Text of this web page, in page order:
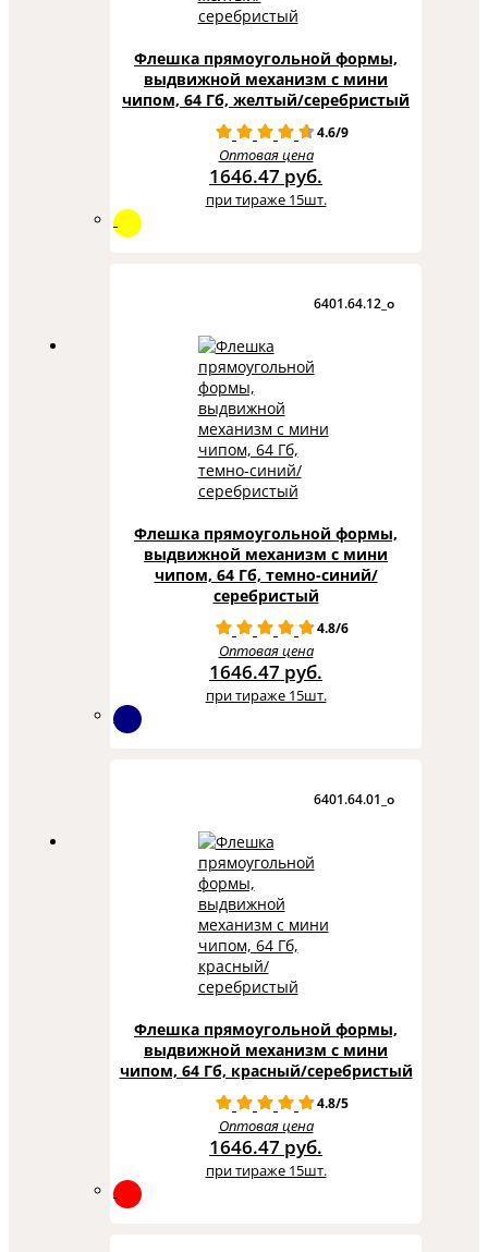
Флешка прямоугольной формы,
выдвижной механизм с мини
чипом, 64 Гб, желтый/серебристый
4.6/9
Оптовая цена
1646.47 руб.
при тираже 15шт.
6401.64.12_o
Флешка прямоугольной формы,
выдвижной механизм с мини
чипом, 64 Гб, темно-синий/
серебристый
4.8/6
Оптовая цена
1646.47 руб.
при тираже 15шт.
6401.64.01_o
Флешка прямоугольной формы,
выдвижной механизм с мини
чипом, 64 Гб, красный/серебристый
4.8/5
Оптовая цена
1646.47 руб.
при тираже 15шт.